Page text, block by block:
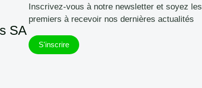
SA
Inscrivez-vous à notre newsletter et soyez les
premiers à recevoir nos dernières actualités
S'inscrire